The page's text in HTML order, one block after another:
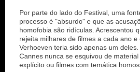
Por parte do lado do Festival, uma
processo é "absurdo" e que as
homofobia são ridículas. Acrescentou
rejeita milhares de filmes a cada ano
Verhoeven teria sido apenas um
Cannes nunca se esquivou de
explícito ou filmes com temática